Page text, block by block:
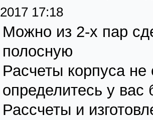
2017 17:18
Можно из 2-х пар
полосную
Расчеты корпуса
определитесь у
Рассчеты и